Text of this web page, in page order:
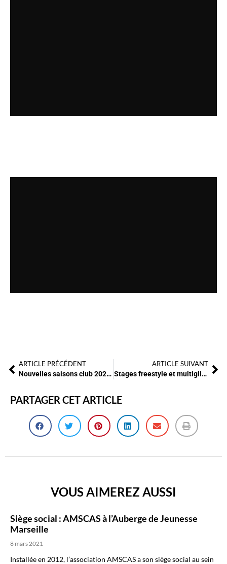
ARTICLE PRÉCÉDENT
Nouvelles saisons club 2020 2021
ARTICLE SUIVANT
Stages freestyle et multiglisse à la Toussaint !
PARTAGER CET ARTICLE
VOUS AIMEREZ AUSSI
Siège social : AMSCAS à l’Auberge de Jeunesse
Marseille
8 mars 2021
Installée en 2012, l’association AMSCAS a son siège social au sein